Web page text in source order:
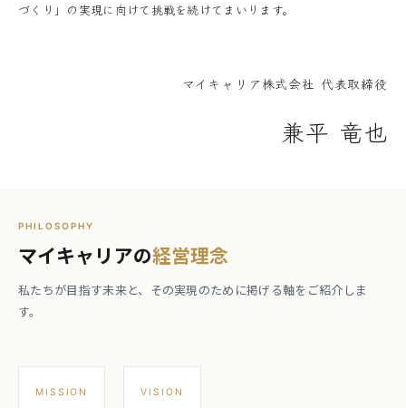
づくり」の実現に向けて挑戦を続けてまいります。
マイキャリア株式会社 代表取締役
兼平 竜也
PHILOSOPHY
マイキャリアの経営理念
私たちが目指す未来と、その実現のために掲げる軸をご紹介しま
す。
MISSION VISION